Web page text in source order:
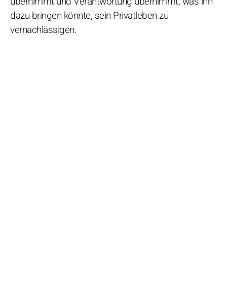
dazu bringen könnte, sein Privatleben zu
vernachlässigen.